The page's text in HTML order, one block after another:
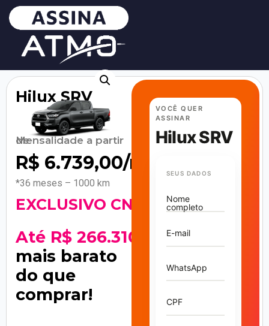
Hilux SRV
Mensalidade a partir de
R$ 6.739,00/mês
*36 meses – 1000 km
EXCLUSIVO CNPJ!
Até R$ 266.310
mais barato
do que
comprar!
VOCÊ QUER
ASSINAR
Hilux SRV
SEUS DADOS
Nome
completo
E-mail
WhatsApp
CPF